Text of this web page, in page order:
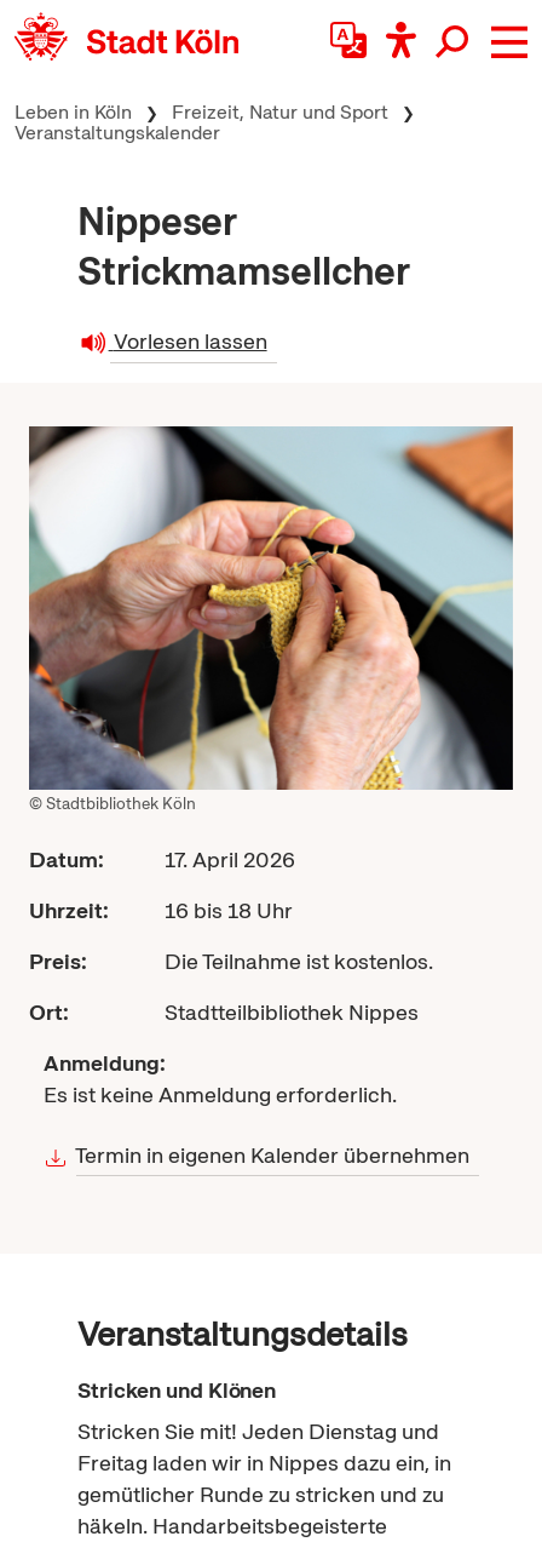
zum Inhalt springen
Leben in Köln
Freizeit, Natur und Sport
Veranstaltungskalender
Nippeser
Strickmamsellcher
Vorlesen lassen
© Stadtbibliothek Köln
Datum:
17. April 2026
Uhrzeit:
16 bis 18 Uhr
Preis:
Die Teilnahme ist kostenlos.
Ort:
Stadtteilbibliothek Nippes
Anmeldung:
Es ist keine Anmeldung erforderlich.
Termin in eigenen Kalender übernehmen
Veranstaltungsdetails
Stricken und Klönen
Stricken Sie mit! Jeden Dienstag und
Freitag laden wir in Nippes dazu ein, in
gemütlicher Runde zu stricken und zu
häkeln. Handarbeitsbegeisterte